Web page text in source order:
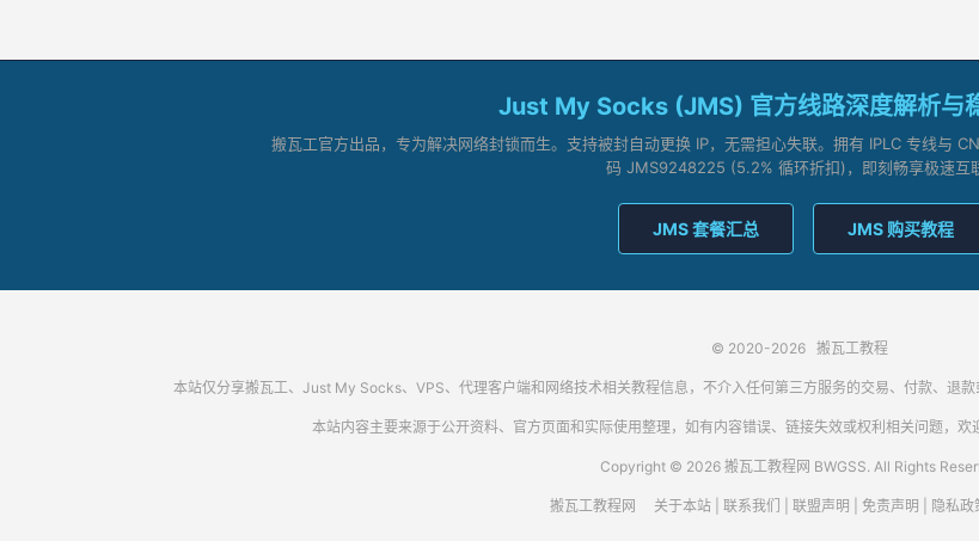
Just My Socks (JMS) 官方线路深度解析与
搬瓦工官方出品，专为解决网络封锁而生。支持被封自动更换 IP，无需担心失联。拥有 IPLC 专线与
码 JMS9248225 (5.2% 循环折扣)，即刻畅享极速互
JMS 套餐汇总 JMS 购买教程
© 2020-2026 搬瓦工教程
本站仅分享搬瓦工、Just My Socks、VPS、代理客户端和网络技术相关教程信息，不介入任何第三方服务的交易、付款、退
本站内容主要来源于公开资料、官方页面和实际使用整理，如有内容错误、链接失效或权利相关问题，欢
Copyright © 2026 搬瓦工教程网 BWGSS. All Rights
搬瓦工教程网 关于本站| 联系我们 联盟声明 免责声明 隐私政